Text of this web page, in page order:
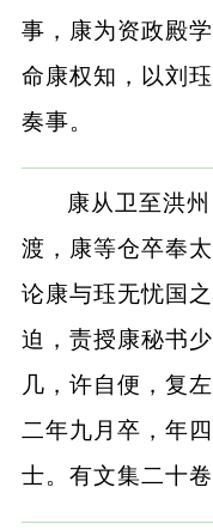
事，康为资政殿
命康权知，以刘
奏事。
康从卫至洪
渡，康等仓卒奉
论康与珏无忧国
迫，责授康秘书
几，许自便，复
二年九月卒，年
士。有文集二十卷